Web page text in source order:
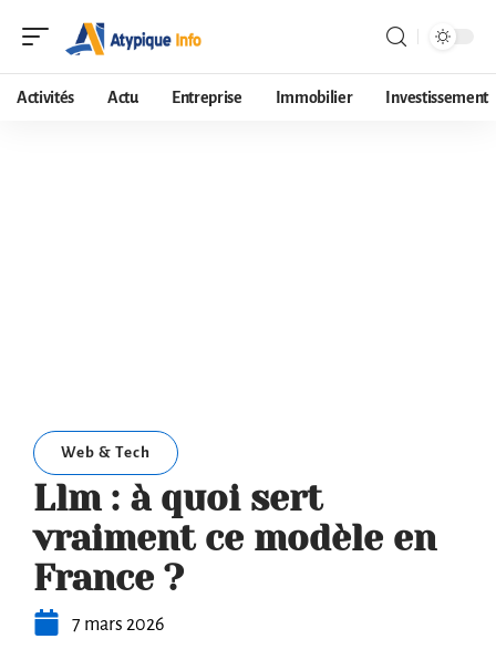
Activités Actu Entreprise Immobilier Investissement
Web & Tech
Llm : à quoi sert
vraiment ce modèle en
France ?
7 mars 2026